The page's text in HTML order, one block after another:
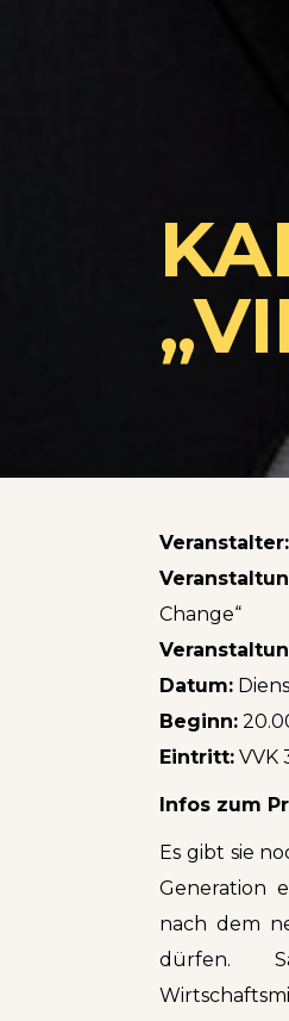
Veranstalter:
Change“
Datum:
Beginn:
Eintritt: VVK
Infos zum
Es gibt sie
Generation
nach dem
dürfen.